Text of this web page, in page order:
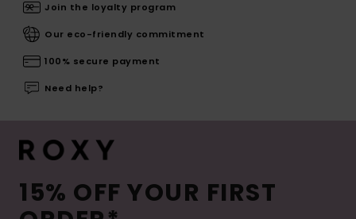
Join the loyalty program
Our eco-friendly commitment
100% secure payment
Need help?
15% OFF YOUR FIRST